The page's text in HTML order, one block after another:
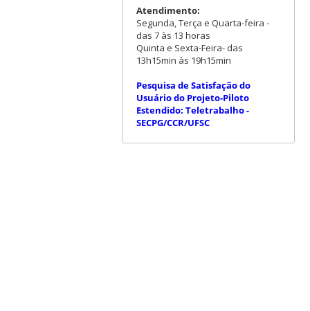
Atendimento:
Segunda, Terça e Quarta-feira -
das 7 às 13 horas
Quinta e Sexta-Feira- das
13h15min às 19h15min
Pesquisa de Satisfação do
Usuário do Projeto-Piloto
Estendido: Teletrabalho -
SECPG/CCR/UFSC